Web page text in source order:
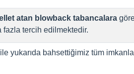
atan blowback tabancalara
tercih edilmektedir.
yukarıda bahsettiğimiz tüm